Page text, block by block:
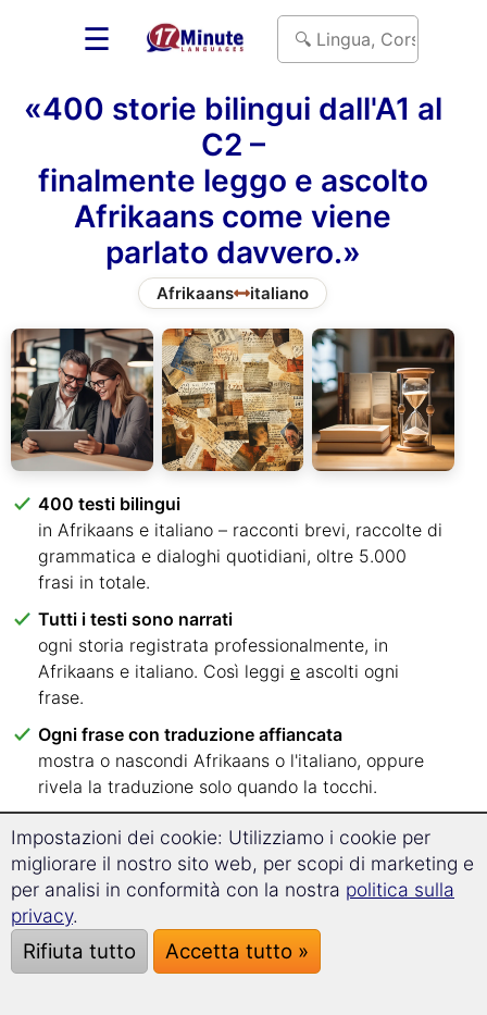
☰
«400 storie bilingui dall'A1 al
C2 –
finalmente leggo e ascolto
Afrikaans come viene
parlato davvero.»
Afrikaans italiano
400 testi bilingui
in Afrikaans e italiano – racconti brevi, raccolte di
grammatica e dialoghi quotidiani, oltre 5.000
frasi in totale.
Tutti i testi sono narrati
ogni storia registrata professionalmente, in
Afrikaans e italiano. Così leggi e ascolti ogni
frase.
Ogni frase con traduzione affiancata
mostra o nascondi Afrikaans o l'italiano, oppure
rivela la traduzione solo quando la tocchi.
dall'A1 al C2 – sai subito da quali testi
cominciare.
Leggi dove vuoi
nel browser su PC, tablet o smartphone. Nessuna
app, nessuna installazione.
Impostazioni dei cookie: Utilizziamo i cookie per
migliorare il nostro sito web, per scopi di marketing e
per analisi in conformità con la nostra politica sulla
privacy.
Rifiuta tutto Accetta tutto »